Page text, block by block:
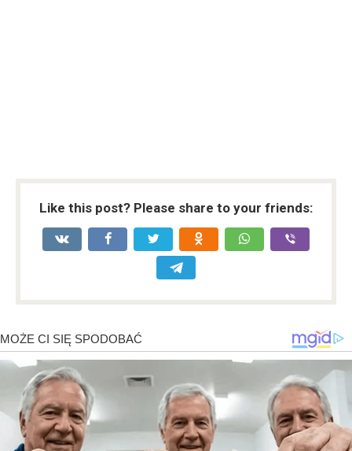
Like this post? Please share to your friends: